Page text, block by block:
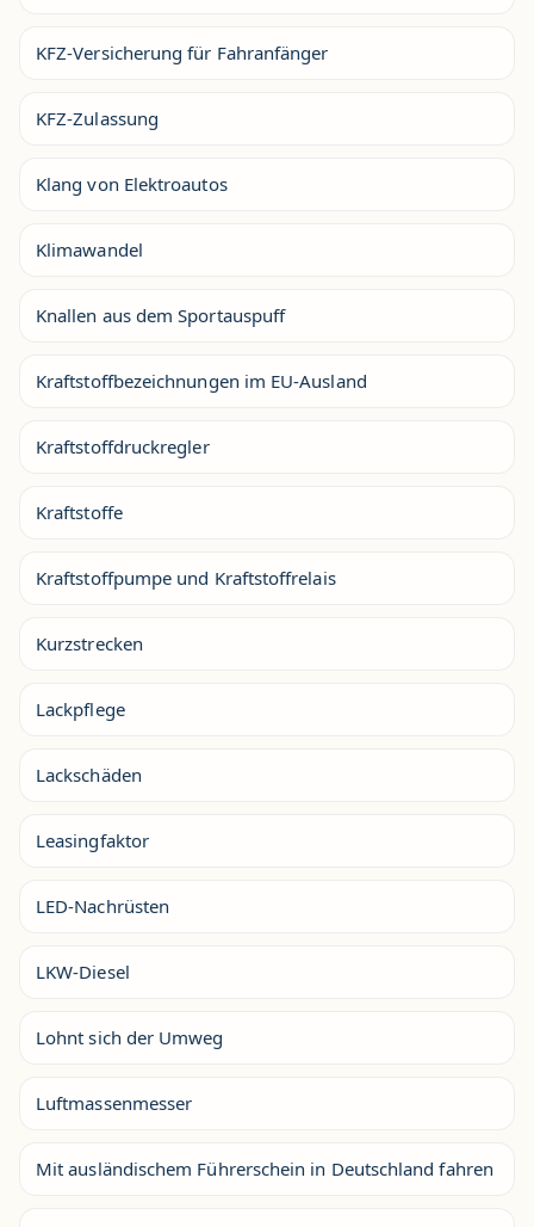
KFZ-Versicherung für Fahranfänger
KFZ-Zulassung
Klang von Elektroautos
Klimawandel
Knallen aus dem Sportauspuff
Kraftstoffbezeichnungen im EU-Ausland
Kraftstoffdruckregler
Kraftstoffe
Kraftstoffpumpe und Kraftstoffrelais
Kurzstrecken
Lackpflege
Lackschäden
Leasingfaktor
LED-Nachrüsten
LKW-Diesel
Lohnt sich der Umweg
Luftmassenmesser
Mit ausländischem Führerschein in Deutschland fahren